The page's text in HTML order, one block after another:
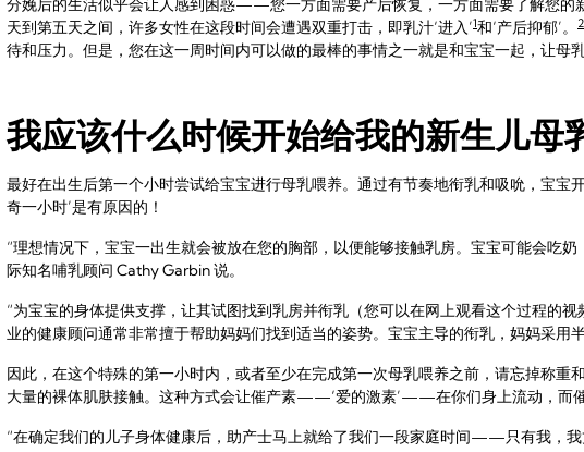
分娩后的生活似乎会让人感到困惑——您一方面需要产后恢复，一方面需要了解您的
天到第五天之间，许多女性在这段时间会遭遇双重打击，即乳汁‘进入’1和‘产后抑郁’。 2
待和压力。但是，您在这一周时间内可以做的最棒的事情之一就是和宝宝一起，让母乳
我应该什么时候开始给我的新生儿母
最好在出生后第一个小时尝试给宝宝进行母乳喂养。通过有节奏地衔乳和吸吮，宝宝
奇一小时’是有原因的！
“理想情况下，宝宝一出生就会被放在您的胸部，以便能够接触乳房。宝宝可能会吃
际知名哺乳顾问 Cathy Garbin 说。
“为宝宝的身体提供支撑，让其试图找到乳房并衔乳（您可以在网上观看这个过程的
业的健康顾问通常非常擅于帮助妈妈们找到适当的姿势。宝宝主导的衔乳，妈妈采用
因此，在这个特殊的第一小时内，或者至少在完成第一次母乳喂养之前，请忘掉称重
大量的裸体肌肤接触。这种方式会让催产素——‘爱的激素’——在你们身上流动，而催
“在确定我们的儿子身体健康后，助产士马上就给了我们一段家庭时间——只有我，